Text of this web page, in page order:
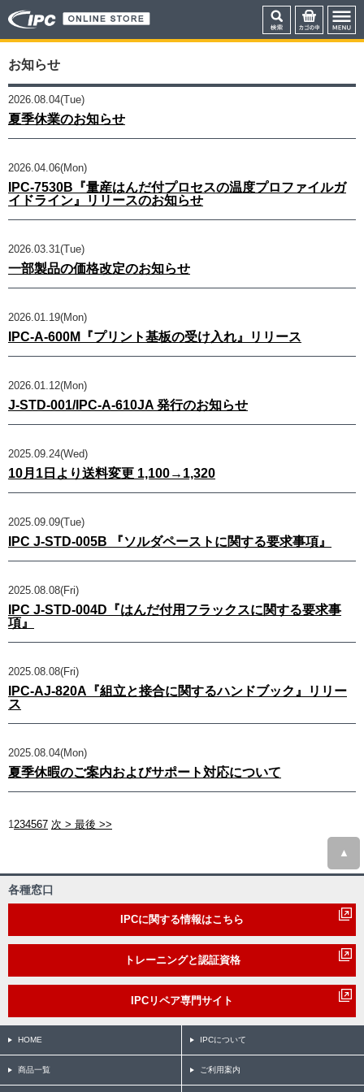
お知らせ
2026.08.04(Tue)
夏季休業のお知らせ
2026.04.06(Mon)
IPC-7530B『量産はんだ付プロセスの温度プロファイルガ
イドライン』リリースのお知らせ
2026.03.31(Tue)
一部製品の価格改定のお知らせ
2026.01.19(Mon)
IPC-A-600M『プリント基板の受け入れ』リリース
2026.01.12(Mon)
J-STD-001/IPC-A-610JA 発行のお知らせ
2025.09.24(Wed)
10月1日より送料変更 1,100→1,320
2025.09.09(Tue)
IPC J-STD-005B 『ソルダペーストに関する要求事項』
2025.08.08(Fri)
IPC J-STD-004D『はんだ付用フラックスに関する要求事
項』
2025.08.08(Fri)
IPC-AJ-820A『組立と接合に関するハンドブック』リリー
ス
2025.08.04(Mon)
夏季休暇のご案内およびサポート対応について
1234567 次 > 最後 >>
▲
各種窓口
IPCに関する情報はこちら
トレーニングと認証資格
IPCリペア専門サイト
HOME IPCについて
商品一覧 ご利用案内